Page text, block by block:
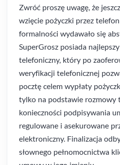
Zwróć proszę uwagę, że
wzięcie pożyczki przez
formalności wydawało się
SuperGrosz posiada
telefoniczny, który po
weryfikacji telefonicznej
pocztę celem wypłaty
tylko na podstawie rozmowy
konieczności podpisywania
regulowane i asekurowane
elektroniczny. Finalizacja
słownego pełnomocnictwa